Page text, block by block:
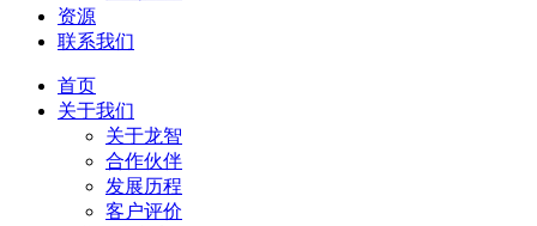
资源
联系我们
首页
关于我们
关于龙智
合作伙伴
发展历程
客户评价